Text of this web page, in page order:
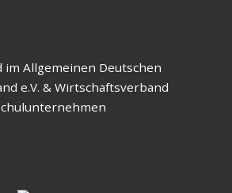
Allgemeinen Deutschen
e.V. & Wirtschaftsverband